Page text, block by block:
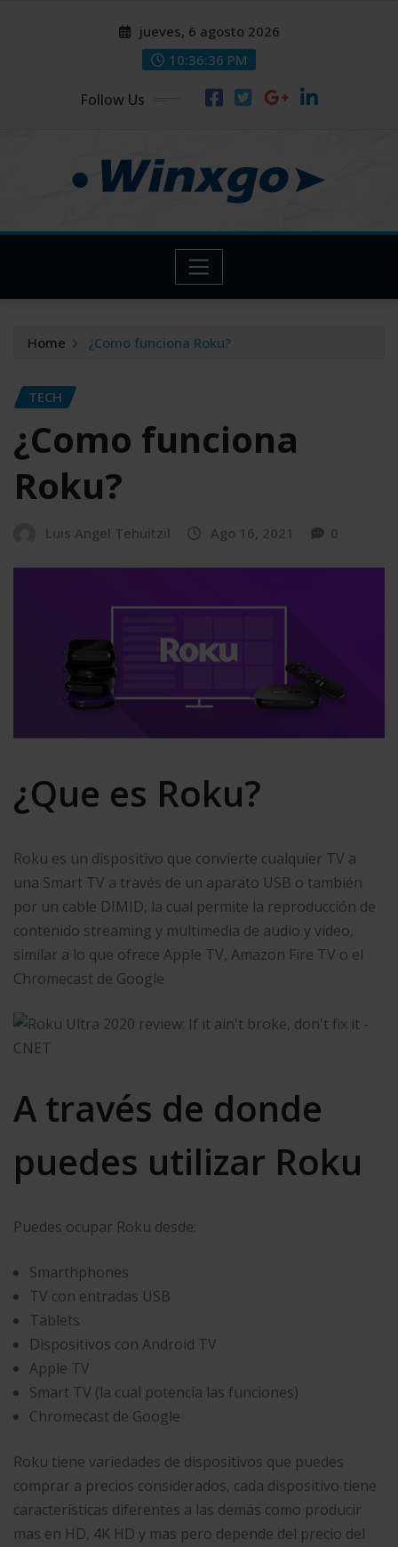
jueves, 6 agosto 2026
10:36:37 PM
Follow Us
Home ¿Como funciona Roku?
TECH
¿Como funciona
Roku?
Luis Angel Tehuitzil Ago 16, 2021 0
¿Que es Roku?
Roku es un dispositivo que convierte cualquier TV a
una Smart TV a través de un aparato USB o también
por un cable DIMID, la cual permite la reproducción de
contenido streaming y multimedia de audio y vídeo,
similar a lo que ofrece Apple TV, Amazon Fire TV o el
Chromecast de Google
A través de donde
puedes utilizar Roku
Puedes ocupar Roku desde:
Smarthphones
TV con entradas USB
Tablets
Dispositivos con Android TV
Apple TV
Smart TV (la cual potencia las funciones)
Chromecast de Google
Roku tiene variedades de dispositivos que puedes
comprar a precios considerados, cada dispositivo tiene
características diferentes a las demás como producir
mas en HD, 4K HD y mas pero depende del precio del